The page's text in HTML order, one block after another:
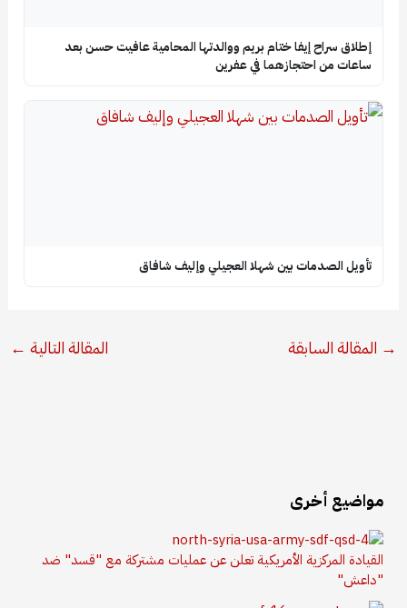
إطلاق سراح إيفا ختام بريم ووالدتها المحامية عافيت حسن بعد
ساعات من احتجازهما في عفرين
تأويل الصدمات بين شهلا العجيلي وإليف شافاق
→ المقالة السابقة المقالة التالية ←
مواضيع أخرى
القيادة المركزية الأمريكية تعلن عن عمليات مشتركة مع "قسد" ضد
"داعش"